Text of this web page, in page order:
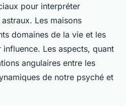
pour interpréter
Les maisons
domaines de la vie et les
Les aspects, quant
angulaires entre les
de notre psyché et